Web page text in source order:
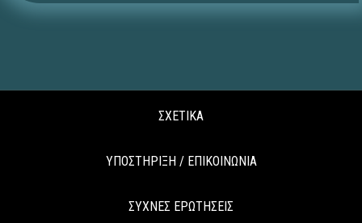
ΣΧΕΤΙΚΑ
ΥΠΟΣΤΗΡΙΞΗ / ΕΠΙΚΟΙΝΩΝΙΑ
ΣΥΧΝΕΣ ΕΡΩΤΗΣΕΙΣ